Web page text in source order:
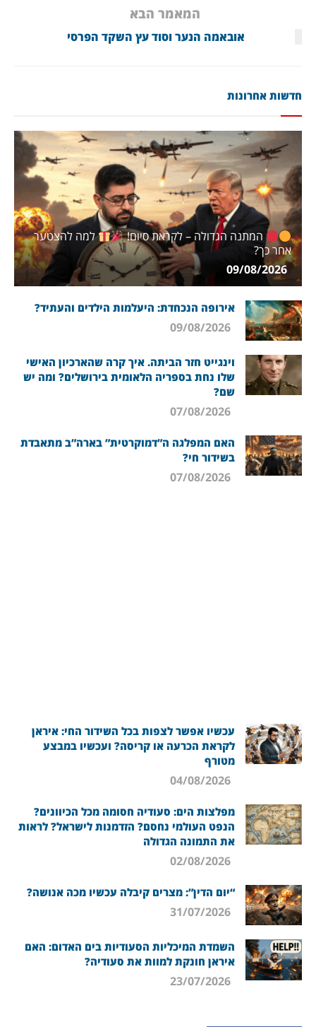
המאמר הבא
אובאמה הנער וסוד עץ השקד הפרסי
חדשות אחרונות
המתנה הגדולה – לקראת סיום!
למה להצטער
אחר כך?
אירופה הנכחדת: היעלמות הילדים והעתיד?
וינגייט חזר הביתה. איך קרה שהארכיון האישי
שלו נחת בספריה הלאומית בירושלים? ומה יש
שם?
האם המפלגה ה”דמוקרטית” בארה”ב מתאבדת
בשידור חי?
עכשיו אפשר לצפות בכל השידור החי: איראן
לקראת הכרעה או קריסה? ועכשיו במבצע
מטורף
מפלצות הים: סעודיה חסומה מכל הכיוונים?
הנפט העולמי נחסם? הזדמנות לישראל? לראות
את התמונה הגדולה
“יום הדין”: מצרים קיבלה עכשיו מכה אנושה?
השמדת המיכליות הסעודיות בים האדום: האם
איראן חונקת למוות את סעודיה?